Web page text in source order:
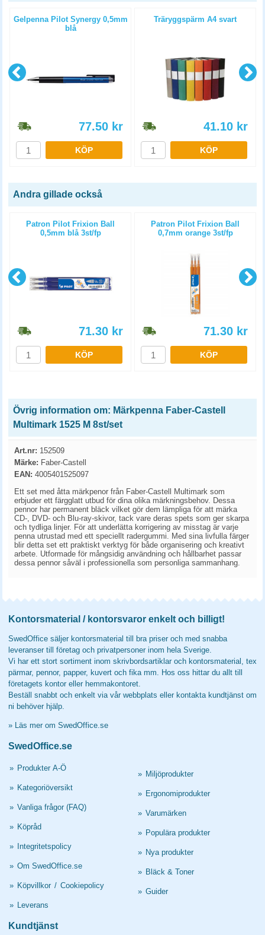
Gelpenna Pilot Synergy 0,5mm
blå
77.50 kr
KÖP
Träryggspärm A4 svart
41.10 kr
KÖP
Andra gillade också
Patron Pilot Frixion Ball
0,5mm blå 3st/fp
71.30 kr
KÖP
Patron Pilot Frixion Ball
0,7mm orange 3st/fp
71.30 kr
KÖP
Övrig information om: Märkpenna Faber-Castell
Multimark 1525 M 8st/set
Art.nr: 152509
Märke: Faber-Castell
EAN: 4005401525097
Ett set med åtta märkpenor från Faber-Castell Multimark som
erbjuder ett färgglatt utbud för dina olika märkningsbehov. Dessa
pennor har permanent bläck vilket gör dem lämpliga för att märka
CD-, DVD- och Blu-ray-skivor, tack vare deras spets som ger skarpa
och tydliga linjer. För att underlätta korrigering av misstag är varje
penna utrustad med ett speciellt radergummi. Med sina livfulla färger
blir detta set ett praktiskt verktyg för både organisering och kreativt
arbete. Utformade för mångsidig användning och hållbarhet passar
dessa pennor såväl i professionella som personliga sammanhang.
Kontorsmaterial / kontorsvaror enkelt och billigt!
SwedOffice säljer kontorsmaterial till bra priser och med snabba
leveranser till företag och privatpersoner inom hela Sverige.
Vi har ett stort sortiment inom skrivbordsartiklar och kontorsmaterial, tex
pärmar, pennor, papper, kuvert och fika mm. Hos oss hittar du allt till
företagets kontor eller hemmakontoret.
Beställ snabbt och enkelt via vår webbplats eller kontakta kundtjänst om
ni behöver hjälp.
» Läs mer om SwedOffice.se
SwedOffice.se
» Produkter A-Ö
» Kategoriöversikt
» Vanliga frågor (FAQ)
» Köpråd
» Integritetspolicy
» Om SwedOffice.se
» Köpvillkor / Cookiepolicy
» Leverans
» Miljöprodukter
» Ergonomiprodukter
» Varumärken
» Populära produkter
» Nya produkter
» Bläck & Toner
» Guider
Kundtjänst